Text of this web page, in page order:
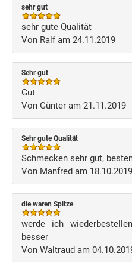
sehr gut
sehr gute Qualität
Von Ralf am 24.11.2019
Sehr gut
Gut
Von Günter am 21.11.2019
Sehr gute Qualität
Schmecken sehr gut,
Von Manfred am 18.10.2019
die waren Spitze
werde ich
besser
Von Waltraud am